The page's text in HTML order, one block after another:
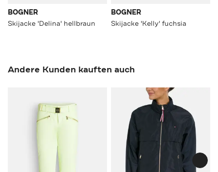
BOGNER
Skijacke 'Delina' hellbraun
BOGNER
Skijacke 'Kelly' fuchsia
Andere Kunden kauften auch